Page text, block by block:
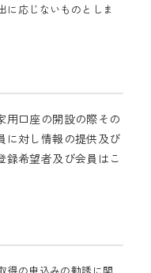
に応じないものとしま
用口座の開設の際その
に対し情報の提供及び
録希望者及び会員はこ